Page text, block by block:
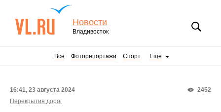
Новости
Владивосток
Все Фоторепортажи Спорт Еще
2452
16:41, 23 августа 2024
Перекрытия дорог